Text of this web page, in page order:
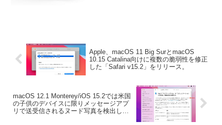
Apple、macOS 11 Big SurとmacOS
10.15 Catalina向けに複数の脆弱性を修正
した「Safari v15.2」をリリース。
macOS 12.1 Monterey/iOS 15.2では米国
の子供のデバイスに限りメッセージアプ
リで送受信されるヌード写真を検出し警